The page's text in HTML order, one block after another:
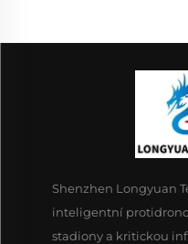
Shenzhen Longyuan
inteligentní
stadiony a kritickou